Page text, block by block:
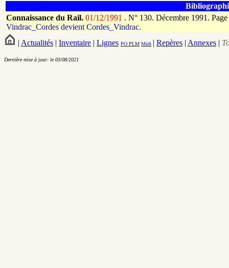
Connaissance du Rail. 01/12/1991 . N° 130. Décembre 1991.
Vindrac_Cordes devient Cordes_Vindrac.
| Actualités | Inventaire | Lignes PO PLM Midi | Repères | Annexes |
Dernière mise à jour: le 03/08/2021